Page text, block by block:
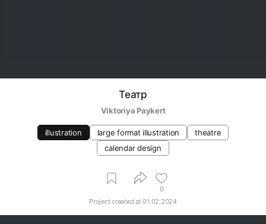
Театр
Viktoriya Paykert
illustration large format illustration
theatre
calendar design
0
Project created at01.02.2024